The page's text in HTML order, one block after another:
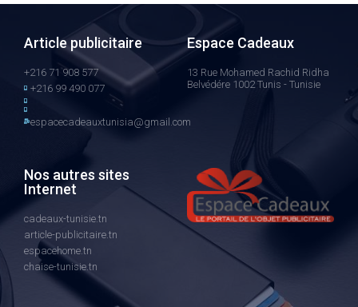
Article publicitaire
+216 71 908 577
+216 99 490 077
espacecadeauxtunisia@gmail.com
Espace Cadeaux
13 Rue Mohamed Rachid Ridha
Belvédére 1002 Tunis - Tunisie
Nos autres sites
Internet
cadeaux-tunisie.tn
article-publicitaire.tn
espacehome.tn
chaise-tunisie.tn